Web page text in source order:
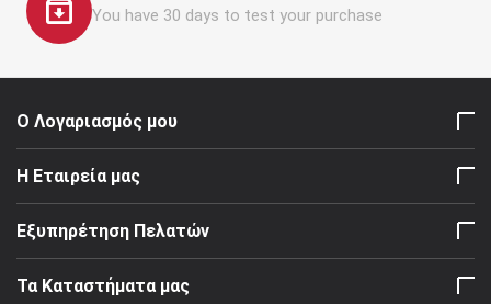
You have 30 days to test your purchase
Ο Λογαριασμός μου
Η Εταιρεία μας
Εξυπηρέτηση Πελατών
Τα Καταστήματα μας